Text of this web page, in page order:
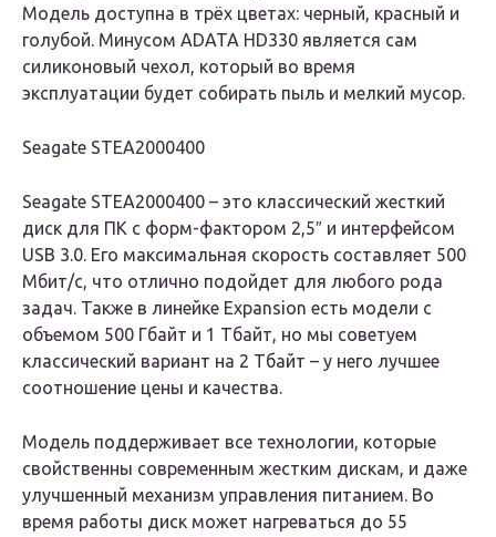
Модель доступна в трёх цветах: черный, красный и
голубой. Минусом ADATA HD330 является сам
силиконовый чехол, который во время
эксплуатации будет собирать пыль и мелкий мусор.
Seagate STEA2000400
Seagate STEA2000400 – это классический жесткий
диск для ПК с форм-фактором 2,5″ и интерфейсом
USB 3.0. Его максимальная скорость составляет 500
Мбит/с, что отлично подойдет для любого рода
задач. Также в линейке Expansion есть модели с
объемом 500 Гбайт и 1 Тбайт, но мы советуем
классический вариант на 2 Тбайт – у него лучшее
соотношение цены и качества.
Модель поддерживает все технологии, которые
свойственны современным жестким дискам, и даже
улучшенный механизм управления питанием. Во
время работы диск может нагреваться до 55